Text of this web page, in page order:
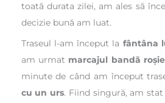
toată durata zilei, am ales să
decizie bună am luat.
Traseul l-am început la fântâna
am urmat marcajul bandă roșie
minute de când am început
cu un urs. Fiind singură, am